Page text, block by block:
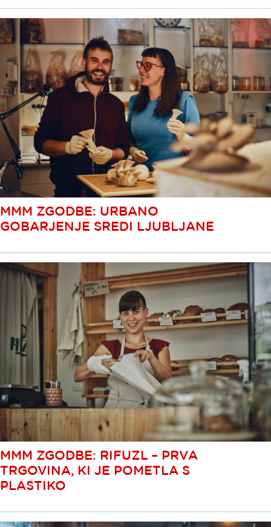
MMM ZGODBE: URBANO
GOBARJENJE SREDI LJUBLJANE
MMM ZGODBE: RIFUZL – PRVA
TRGOVINA, KI JE POMETLA S
PLASTIKO